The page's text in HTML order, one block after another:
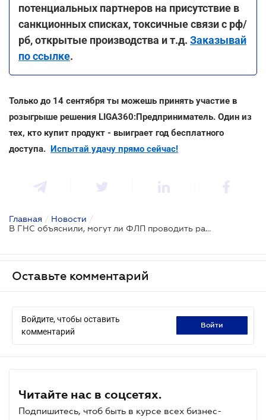
потенциальных партнеров на присутствие в
санкционных списках, токсичные связи с рф/
рб, открытые производства и т.д. Заказывай
по ссылке.
Только до 14 сентября ты можешь принять участие в
розыгрыше решения LIGA360:Предприниматель. Один из
тех, кто купит продукт - выиграет год бесплатного
доступа. Испытай удачу прямо сейчас!
Главная / Новости /
В ГНС объяснили, могут ли ФЛП проводить расчеты через LiqPay
Оставьте комментарий
Войдите, чтобы оставить
комментарий
войти
Читайте нас в соцсетях.
Подпишитесь, чтоб быть в курсе всех бизнес-